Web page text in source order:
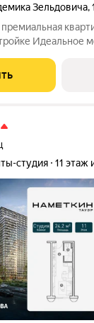
Зельдовича,
Идеальное
красоты,
велосипедов и
студия 11 этаж